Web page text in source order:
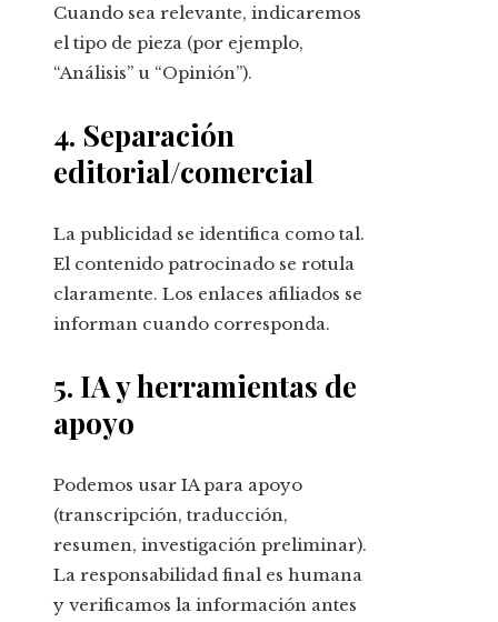
Cuando sea relevante, indicaremos
el tipo de pieza (por ejemplo,
“Análisis” u “Opinión”).
4. Separación
editorial/comercial
La publicidad se identifica como tal.
El contenido patrocinado se rotula
claramente. Los enlaces afiliados se
informan cuando corresponda.
5. IA y herramientas de
apoyo
Podemos usar IA para apoyo
(transcripción, traducción,
resumen, investigación preliminar).
La responsabilidad final es humana
y verificamos la información antes